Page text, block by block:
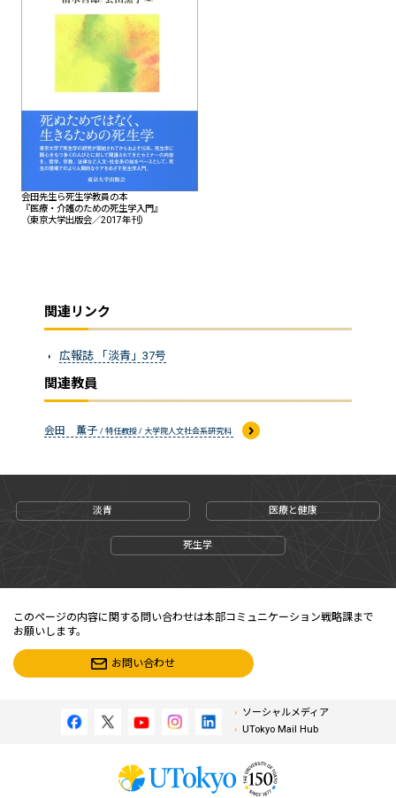
会田先生ら死生学教員の本
『医療・介護のための死生学入門』
（東京大学出版会／2017年刊）
関連リンク
広報誌 「淡青」37号
関連教員
会田 薫子 / 特任教授 / 大学院人文社会系研究科
淡青 医療と健康
死生学
このページの内容に関する問い合わせは本部コミュニケーション戦略課まで
お願いします。
お問い合わせ
ソーシャルメディア
UTokyo Mail Hub